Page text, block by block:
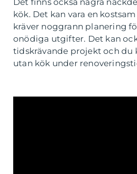
kök. Det kan vara en
kräver noggrann planering
onödiga utgifter. Det kan
tidskrävande projekt och du
utan kök under